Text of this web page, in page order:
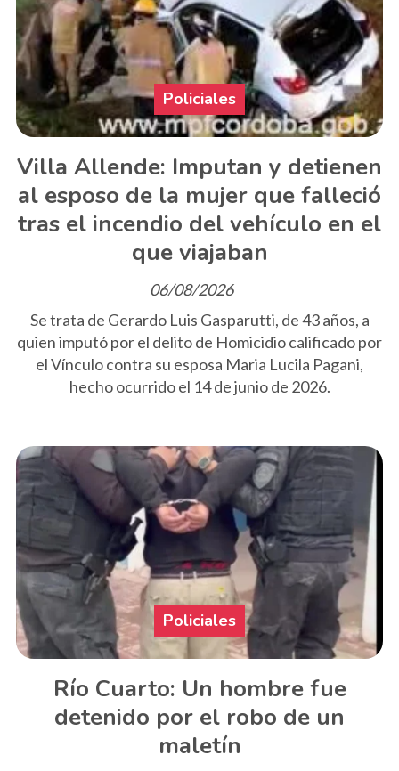
Villa Allende: Imputan y detienen
al esposo de la mujer que falleció
tras el incendio del vehículo en el
que viajaban
Policiales
06/08/2026
Se trata de Gerardo Luis Gasparutti, de 43 años, a
quien imputó por el delito de Homicidio calificado por
el Vínculo contra su esposa Maria Lucila Pagani,
hecho ocurrido el 14 de junio de 2026.
Río Cuarto: Un hombre fue
detenido por el robo de un
maletín
Policiales